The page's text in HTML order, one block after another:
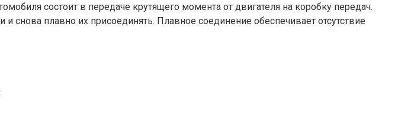
состоит в передаче крутящего момента от двигателя на коробку передач.
снова плавно их присоединять. Плавное соединение обеспечивает отсутствие